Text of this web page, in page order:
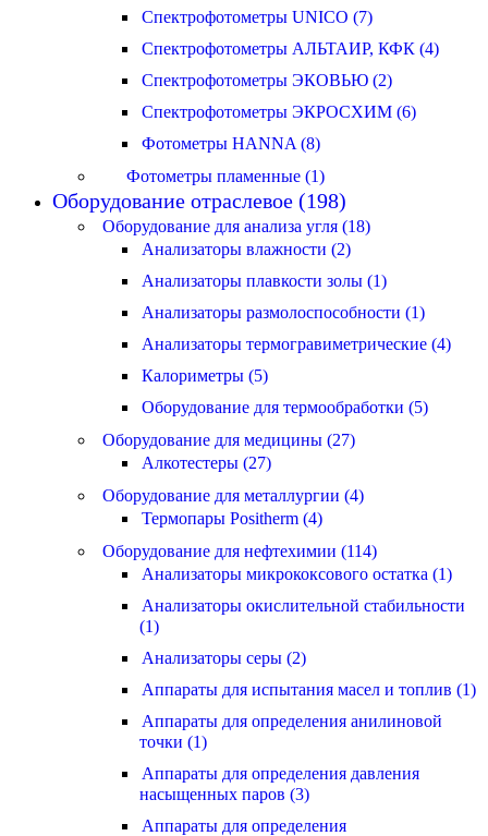
Спектрофотометры UNICO (7)
Спектрофотометры АЛЬТАИР, КФК (4)
Спектрофотометры ЭКОВЬЮ (2)
Спектрофотометры ЭКРОСХИМ (6)
Фотометры HANNA (8)
Фотометры пламенные (1)
Оборудование отраслевое (198)
Оборудование для анализа угля (18)
Анализаторы влажности (2)
Анализаторы плавкости золы (1)
Анализаторы размолоспособности (1)
Анализаторы термогравиметрические (4)
Калориметры (5)
Оборудование для термообработки (5)
Оборудование для медицины (27)
Алкотестеры (27)
Оборудование для металлургии (4)
Термопары Positherm (4)
Оборудование для нефтехимии (114)
Анализаторы микрококсового остатка (1)
Анализаторы окислительной стабильности
(1)
Анализаторы серы (2)
Аппараты для испытания масел и топлив (1)
Аппараты для определения анилиновой
точки (1)
Аппараты для определения давления
насыщенных паров (3)
Аппараты для определения